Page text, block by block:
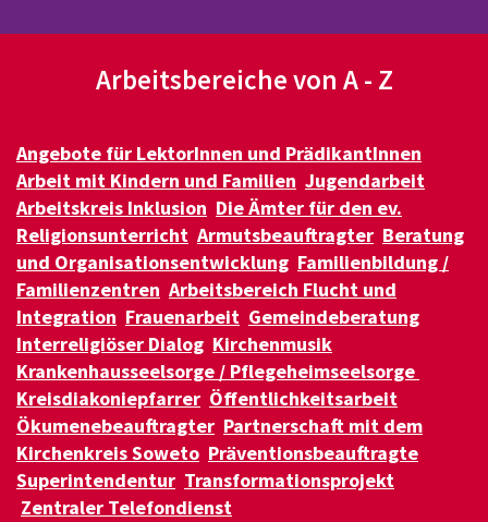
Arbeitsbereiche von A - Z
Angebote für LektorInnen und PrädikantInnen
Arbeit mit Kindern und Familien Jugendarbeit
Arbeitskreis Inklusion Die Ämter für den ev.
Religionsunterricht Armutsbeauftragter Beratung
und Organisationsentwicklung Familienbildung /
Familienzentren Arbeitsbereich Flucht und
Integration Frauenarbeit Gemeindeberatung
Interreligiöser Dialog Kirchenmusik
Krankenhausseelsorge / Pflegeheimseelsorge
Kreisdiakoniepfarrer Öffentlichkeitsarbeit
Ökumenebeauftragter Partnerschaft mit dem
Kirchenkreis Soweto Präventionsbeauftragte
Superintendentur Transformationsprojekt
Zentraler Telefondienst